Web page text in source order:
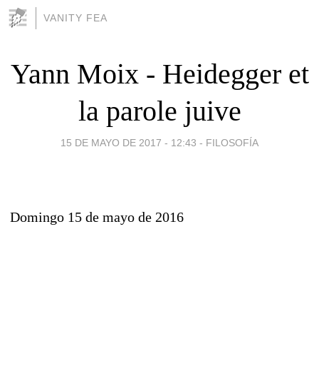
VANITY FEA
Yann Moix - Heidegger et
la parole juive
15 DE MAYO DE 2017 - 12:43 - FILOSOFÍA
Domingo 15 de mayo de 2016